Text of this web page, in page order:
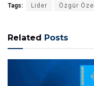
Tags: Lider Özgür Özel
Related Posts